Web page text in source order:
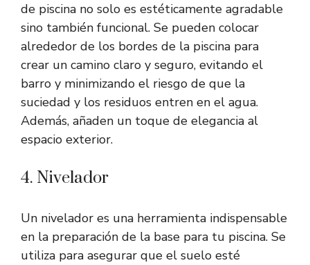
de piscina no solo es estéticamente agradable
sino también funcional. Se pueden colocar
alrededor de los bordes de la piscina para
crear un camino claro y seguro, evitando el
barro y minimizando el riesgo de que la
suciedad y los residuos entren en el agua.
Además, añaden un toque de elegancia al
espacio exterior.
4. Nivelador
Un nivelador es una herramienta indispensable
en la preparación de la base para tu piscina. Se
utiliza para asegurar que el suelo esté